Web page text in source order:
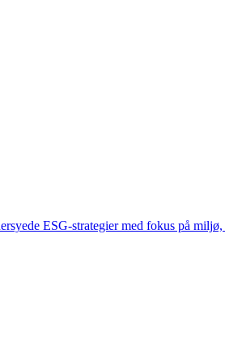
ESG-strategier med fokus på miljø,